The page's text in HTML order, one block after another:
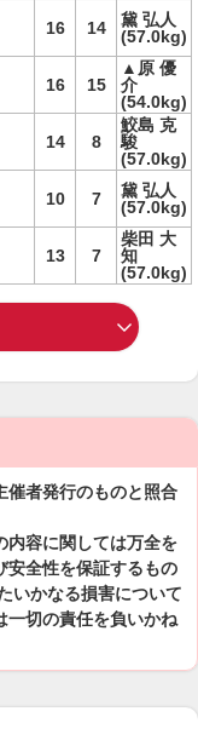
16 14
黛 弘人
(57.0kg)
16 15
▲原 優
介
(54.0kg)
14 8
鮫島 克
駿
(57.0kg)
10 7
黛 弘人
(57.0kg)
13 7
柴田 大
知
(57.0kg)
催者発行のものと照合
内容に関しては万全を
安全性を保証するもの
いかなる損害について
一切の責任を負いかね